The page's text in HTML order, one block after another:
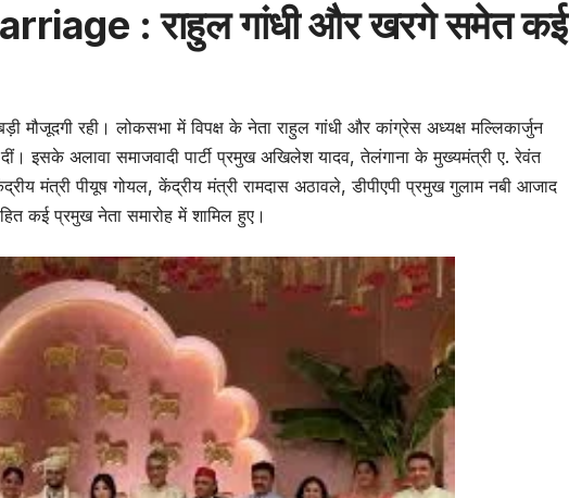
: राहुल गांधी और खरगे समेत कई
मौजूदगी रही। लोकसभा में विपक्ष के नेता राहुल गांधी और कांग्रेस अध्यक्ष मल्लिकार्जुन
इसके अलावा समाजवादी पार्टी प्रमुख अखिलेश यादव, तेलंगाना के मुख्यमंत्री ए. रेवंत
मंत्री पीयूष गोयल, केंद्रीय मंत्री रामदास अठावले, डीपीएपी प्रमुख गुलाम नबी आजाद
कई प्रमुख नेता समारोह में शामिल हुए।